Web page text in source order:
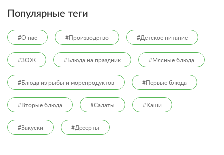
Популярные теги
#О нас #Производство #Детское питание
#ЗОЖ #Блюда на праздник #Мясные блюда
#Блюда из рыбы и морепродуктов #Первые блюда
#Вторые блюда #Салаты #Каши
#Закуски #Десерты